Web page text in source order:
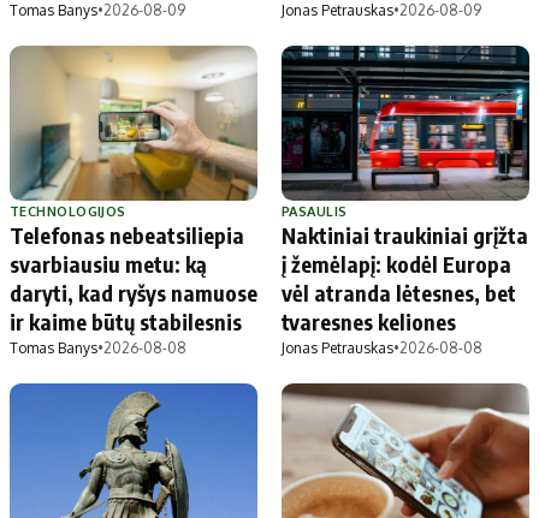
Tomas Banys•2026-08-09 Jonas Petrauskas•2026-08-09
TECHNOLOGIJOS
Telefonas nebeatsiliepia
svarbiausiu metu: ką
daryti, kad ryšys namuose
ir kaime būtų stabilesnis
Tomas Banys•2026-08-08
PASAULIS
Naktiniai traukiniai grįžta
į žemėlapį: kodėl Europa
vėl atranda lėtesnes, bet
tvaresnes keliones
Jonas Petrauskas•2026-08-08